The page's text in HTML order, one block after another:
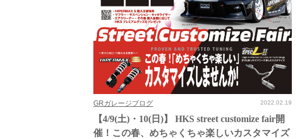
GRガレージブログ 2022.02.19
【4/9(土)・10(日)】 HKS street customize fair開
催！この春、めちゃくちゃ楽しいカスタマイズ